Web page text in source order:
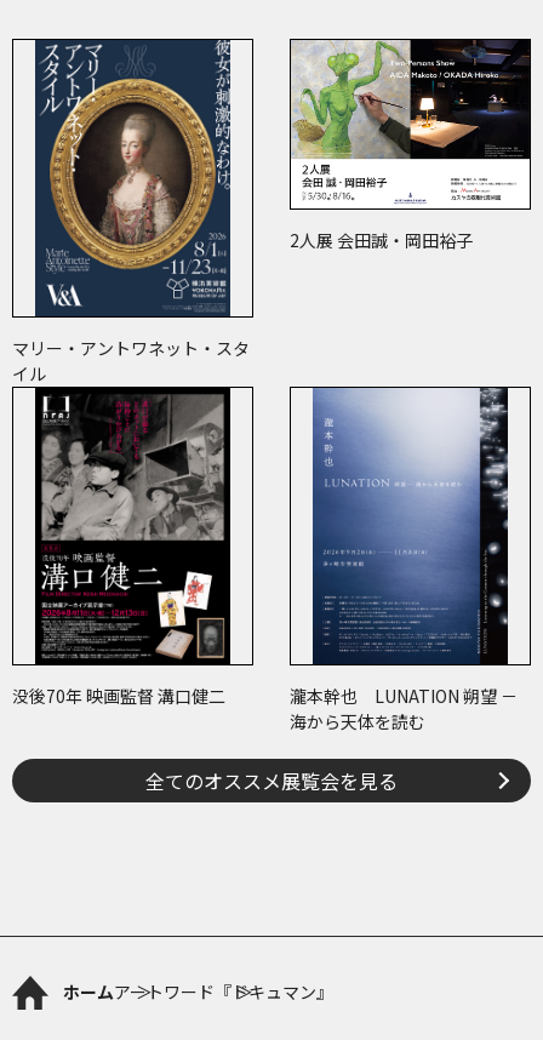
マリー・アントワネット・スタ
イル
2人展 会田誠・岡田裕子
没後70年 映画監督 溝口健二
瀧本幹也 LUNATION 朔望 －
海から天体を読む
全てのオススメ展覧会を見る
ホームアートワード 『ドキュマン』